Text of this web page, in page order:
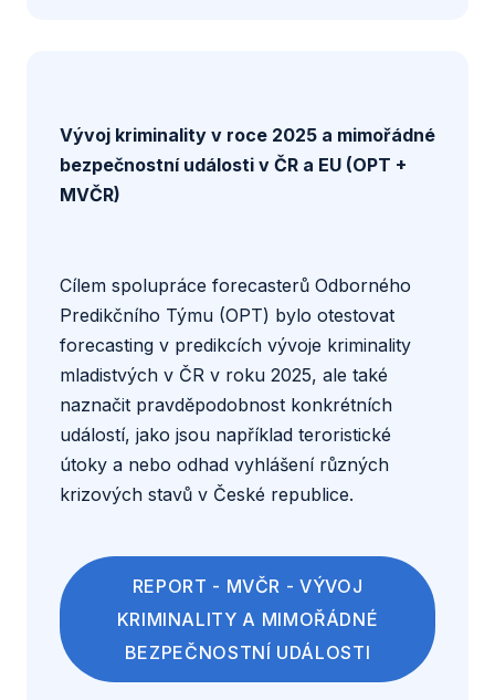
Vývoj kriminality v roce 2025 a mimořádné
bezpečnostní události v ČR a EU (OPT +
MVČR)
Cílem spolupráce forecasterů Odborného
Predikčního Týmu (OPT) bylo otestovat
forecasting v predikcích vývoje kriminality
mladistvých v ČR v roku 2025, ale také
naznačit pravděpodobnost konkrétních
událostí, jako jsou například teroristické
útoky a nebo odhad vyhlášení různých
krizových stavů v České republice.
REPORT - MVČR - VÝVOJ
KRIMINALITY A MIMOŘÁDNÉ
BEZPEČNOSTNÍ UDÁLOSTI